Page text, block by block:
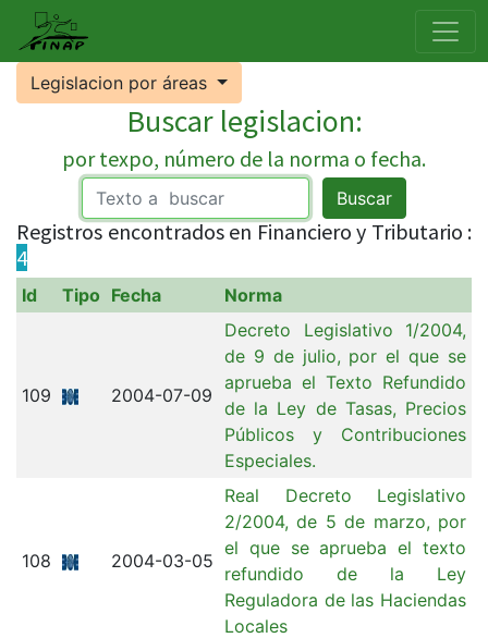
Legislacion por áreas
Buscar legislacion:
por texpo, número de la norma o fecha.
Buscar
Registros encontrados en Financiero y Tributario :
4
Id Tipo Fecha Norma
109 2004-07-09
Decreto Legislativo 1/2004,
de 9 de julio, por el que se
aprueba el Texto Refundido
de la Ley de Tasas, Precios
Públicos y Contribuciones
Especiales.
108 2004-03-05
Real Decreto Legislativo
2/2004, de 5 de marzo, por
el que se aprueba el texto
refundido de la Ley
Reguladora de las Haciendas
Locales